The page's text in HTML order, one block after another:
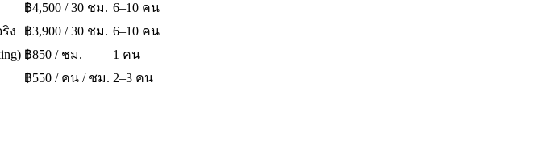
฿4,500 / 30 ชม. 6–10 คน
ง ฿3,900 / 30 ชม. 6–10 คน
฿850 / ชม.
1 คน
฿550 / คน / ชม. 2–3 คน